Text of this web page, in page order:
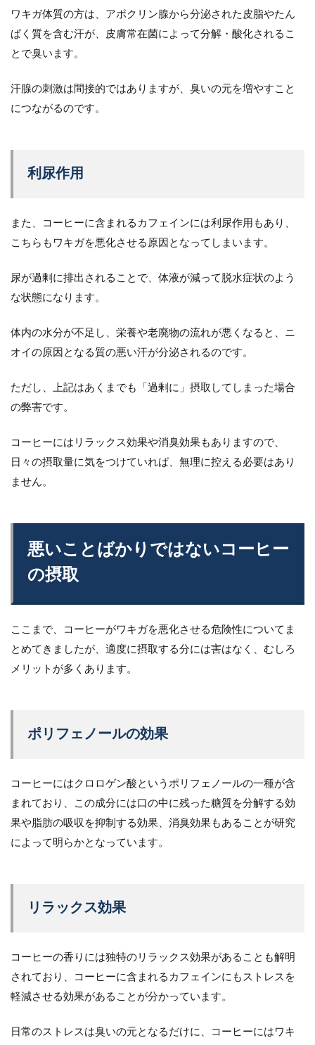
ワキガ体質の方は、アポクリン腺から分泌された皮脂やたん
ぱく質を含む汗が、皮膚常在菌によって分解・酸化されるこ
とで臭います。
汗腺の刺激は間接的ではありますが、臭いの元を増やすこと
につながるのです。
利尿作用
また、コーヒーに含まれるカフェインには利尿作用もあり、
こちらもワキガを悪化させる原因となってしまいます。
尿が過剰に排出されることで、体液が減って脱水症状のよう
な状態になります。
体内の水分が不足し、栄養や老廃物の流れが悪くなると、ニ
オイの原因となる質の悪い汗が分泌されるのです。
ただし、上記はあくまでも「過剰に」摂取してしまった場合
の弊害です。
コーヒーにはリラックス効果や消臭効果もありますので、
日々の摂取量に気をつけていれば、無理に控える必要はあり
ません。
悪いことばかりではないコーヒー
の摂取
ここまで、コーヒーがワキガを悪化させる危険性についてま
とめてきましたが、適度に摂取する分には害はなく、むしろ
メリットが多くあります。
ポリフェノールの効果
コーヒーにはクロロゲン酸というポリフェノールの一種が含
まれており、この成分には口の中に残った糖質を分解する効
果や脂肪の吸収を抑制する効果、消臭効果もあることが研究
によって明らかとなっています。
リラックス効果
コーヒーの香りには独特のリラックス効果があることも解明
されており、コーヒーに含まれるカフェインにもストレスを
軽減させる効果があることが分かっています。
日常のストレスは臭いの元となるだけに、コーヒーにはワキ